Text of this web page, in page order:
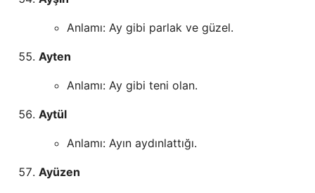
Anlamı: Ay gibi parlak ve güzel.
Ayten
Anlamı: Ay gibi teni olan.
Aytül
Anlamı: Ayın aydınlattığı.
Ayüzen